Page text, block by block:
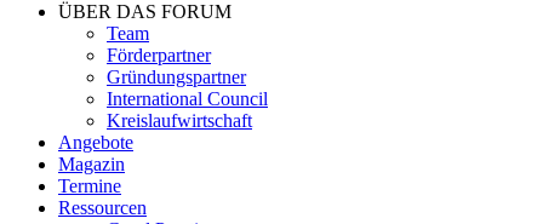
ÜBER DAS FORUM
Team
Förderpartner
Gründungspartner
International Council
Kreislaufwirtschaft
Angebote
Magazin
Termine
Ressourcen